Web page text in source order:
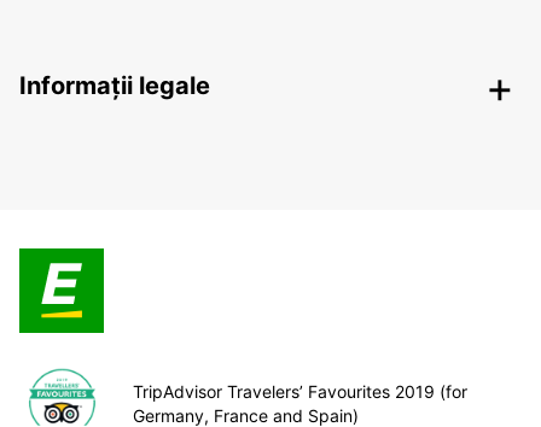
Informații legale
TripAdvisor Travelers’ Favourites 2019 (for
Germany, France and Spain)